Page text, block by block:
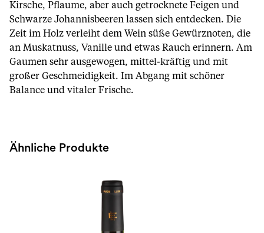
Kirsche, Pflaume, aber auch getrocknete Feigen und
Schwarze Johannisbeeren lassen sich entdecken. Die
Zeit im Holz verleiht dem Wein süße Gewürznoten, die
an Muskatnuss, Vanille und etwas Rauch erinnern. Am
Gaumen sehr ausgewogen, mittel-kräftig und mit
großer Geschmeidigkeit. Im Abgang mit schöner
Balance und vitaler Frische.
Ähnliche Produkte